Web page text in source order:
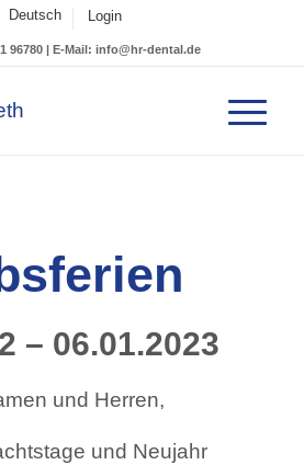
Deutsch Login
96780 | E-Mail: info@hr-dental.de
– 06.01.2023
und Herren,
und Neujahr